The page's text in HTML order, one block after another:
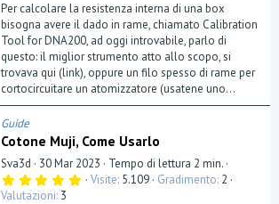
Per calcolare la resistenza interna di una box
bisogna avere il dado in rame, chiamato Calibration
Tool for DNA200, ad oggi introvabile, parlo di
questo: il miglior strumento atto allo scopo, si
trovava qui (link), oppure un filo spesso di rame per
cortocircuitare un atomizzatore (usatene uno...
Guide
Cotone Muji, Come Usarlo
Sva3d 30 Mar 2023
Tempo di lettura 2 min.
5 Visite 5.109 Gradimento 2
Valutazioni 3